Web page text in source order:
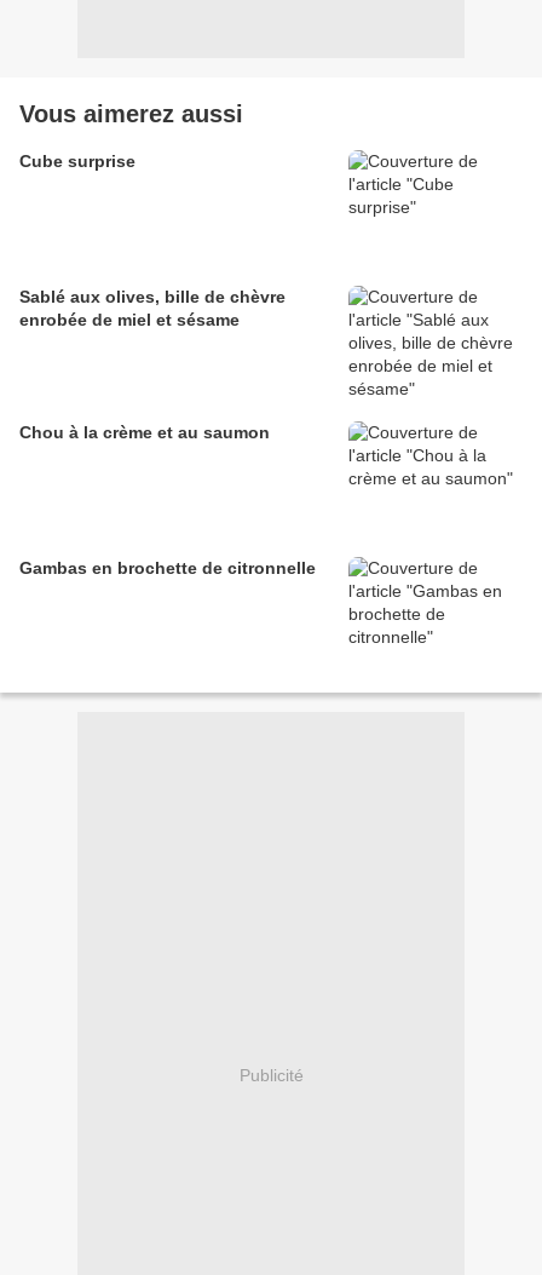
Vous aimerez aussi
Cube surprise
Sablé aux olives, bille de chèvre
enrobée de miel et sésame
Chou à la crème et au saumon
Gambas en brochette de citronnelle
Publicité